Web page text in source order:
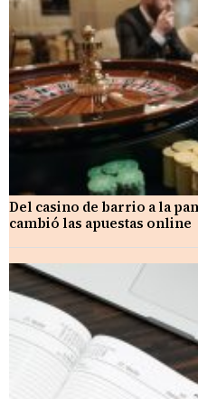
Del casino de barrio a la
cambió las apuestas online